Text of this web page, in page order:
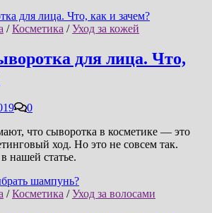
/Косметика /Уход за кожей
для лица. Что,
0
что сыворотка в косметике — это
ход. Но это не совсем так.
нашей статье.
/Косметика /Уход за волосами